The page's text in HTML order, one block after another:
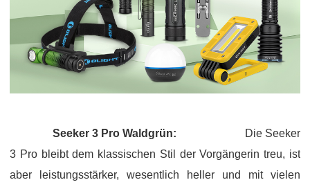
Seeker 3 Pro Waldgrün:
Die Seeker
3 Pro bleibt dem klassischen Stil der Vorgängerin treu, ist
aber leistungsstärker, wesentlich heller und mit vielen